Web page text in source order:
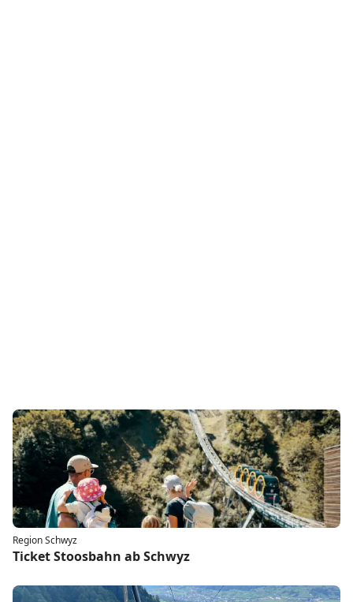
Region Schwyz
Ticket Stoosbahn ab Schwyz